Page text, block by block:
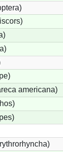
americana)